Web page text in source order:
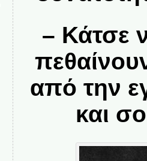
– Κάτσε
από την
και